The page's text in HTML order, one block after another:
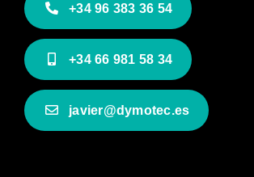
+34 96 383 36 54
+34 66 981 58 34
javier@dymotec.es